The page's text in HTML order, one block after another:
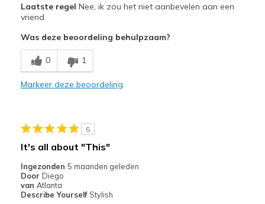
Comfortable
Beste toepassingen
Casual Wear
Width
Feels true to width
Laatste regel Nee, ik zou het niet aanbevelen aan een
vriend
Was deze beoordeling behulpzaam?
0 1
Markeer deze beoordeling
5
It's all about "This"
Ingezonden 5 maanden geleden
Door Diego
van Atlanta
Describe Yourself Stylish